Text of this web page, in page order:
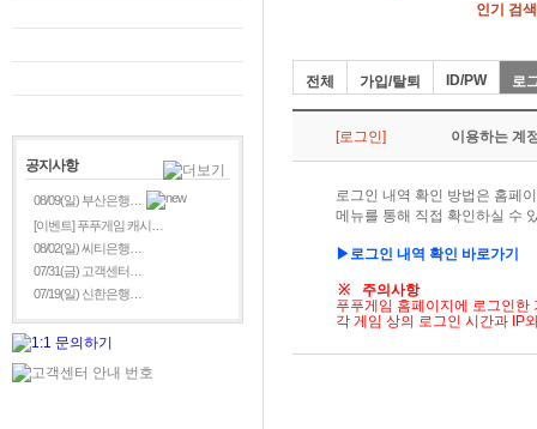
공지사항
08/09(일) 부산은행…
[이벤트] 푸푸게임 캐시…
08/02(일) 씨티은행…
07/31(금) 고객센터…
07/19(일) 신한은행…
인기 검
전체 가입/탈퇴 ID/PW 로
[로그인] 이용하는 계
로그인 내역 확인 방법은 홈페
메뉴를 통해 직접 확인하실 수
▶로그인 내역 확인 바로가기
※
주의사항
푸푸게임 홈페이지에 로그인
각 게임 상의 로그인 시간과 IP